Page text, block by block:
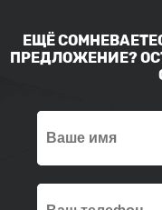
ЕЩЁ
ПРЕДЛОЖЕНИЕ?